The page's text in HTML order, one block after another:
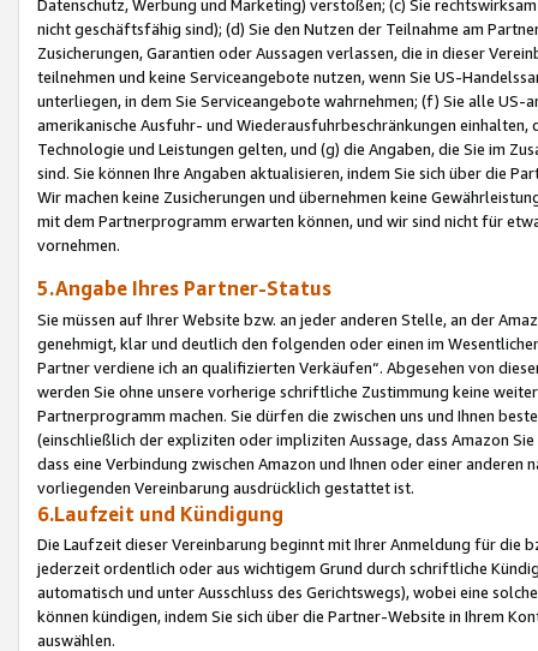
Datenschutz, Werbung und Marketing) verstoßen; (c) Sie
nicht geschäftsfähig sind); (d) Sie den Nutzen der Teilnahme am
Zusicherungen, Garantien oder Aussagen verlassen, die in dieser
teilnehmen und keine Serviceangebote nutzen, wenn Sie US-
unterliegen, in dem Sie Serviceangebote wahrnehmen; (f) Sie alle
amerikanische Ausfuhr- und Wiederausfuhrbeschränkungen
Technologie und Leistungen gelten, und (g) die Angaben, die Sie im
sind. Sie können Ihre Angaben aktualisieren, indem Sie sich über die
Wir machen keine Zusicherungen und übernehmen keine
mit dem Partnerprogramm erwarten können, und wir sind nicht für
vornehmen.
5.Angabe Ihres Partner-Status
Sie müssen auf Ihrer Website bzw. an jeder anderen Stelle, an der
genehmigt, klar und deutlich den folgenden oder einen im
Partner verdiene ich an qualifizierten Verkäufen“. Abgesehen von
werden Sie ohne unsere vorherige schriftliche Zustimmung keine
Partnerprogramm machen. Sie dürfen die zwischen uns und Ihnen
(einschließlich der expliziten oder impliziten Aussage, dass Amazon
dass eine Verbindung zwischen Amazon und Ihnen oder einer
vorliegenden Vereinbarung ausdrücklich gestattet ist.
6.Laufzeit und Kündigung
Die Laufzeit dieser Vereinbarung beginnt mit Ihrer Anmeldung für die
jederzeit ordentlich oder aus wichtigem Grund durch schriftliche
automatisch und unter Ausschluss des Gerichtswegs), wobei eine
können kündigen, indem Sie sich über die Partner-Website in Ihrem
auswählen.